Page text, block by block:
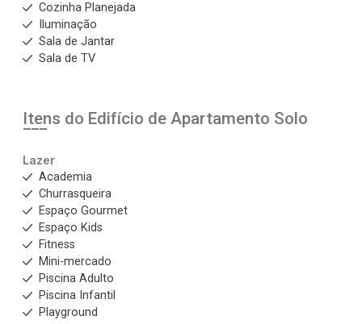
Cozinha Planejada
Iluminação
Sala de Jantar
Sala de TV
Itens do Edifício de Apartamento Solo
Lazer
Academia
Churrasqueira
Espaço Gourmet
Espaço Kids
Fitness
Mini-mercado
Piscina Adulto
Piscina Infantil
Playground